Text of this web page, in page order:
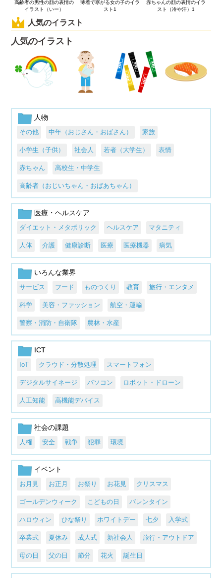
高齢者の男性の顔の表情の
イラスト（いー）
薄着で寒がる女の子のイラ
スト1
赤ちゃんの顔の表情のイラ
スト（冷や汗）1
人気のイラスト
人気のイラスト
人物
その他 中年（おじさん・おばさん） 家族
小学生（子供） 社会人 若者（大学生） 表情
赤ちゃん 高校生・中学生
高齢者（おじいちゃん・おばあちゃん）
医療・ヘルスケア
ダイエット・メタボリック ヘルスケア マタニティ
人体 介護 健康診断 医療 医療機器 病気
いろんな業界
サービス フード ものつくり 教育 旅行・エンタメ
科学 美容・ファッション 航空・運輸
警察・消防・自衛隊 農林・水産
ICT
IoT クラウド・分散処理 スマートフォン
デジタルサイネージ パソコン ロボット・ドローン
人工知能 高機能デバイス
社会の課題
人権 安全 戦争 犯罪 環境
イベント
お月見 お正月 お祭り お花見 クリスマス
ゴールデンウィーク こどもの日 バレンタイン
ハロウィン ひな祭り ホワイトデー 七夕 入学式
卒業式 夏休み 成人式 新社会人 旅行・アウトドア
母の日 父の日 節分 花火 誕生日